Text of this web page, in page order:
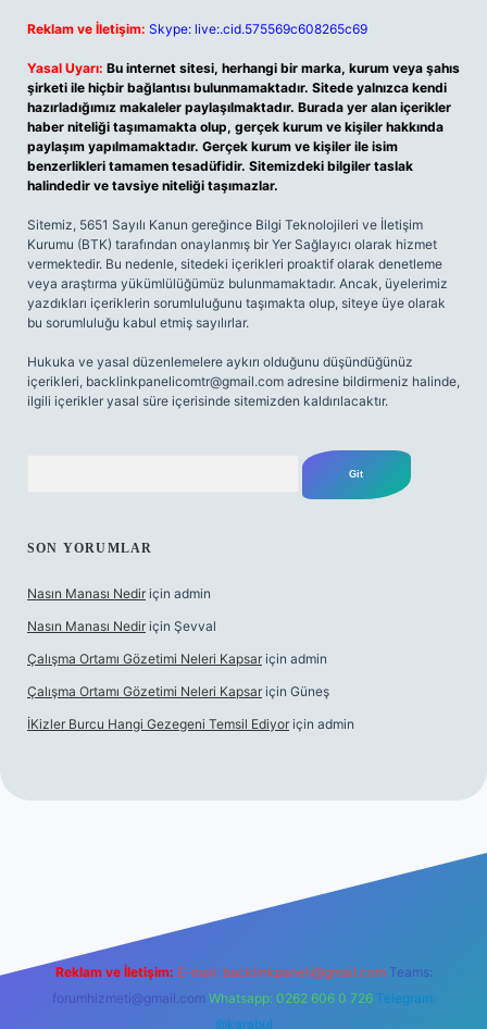
Reklam ve İletişim: Skype: live:.cid.575569c608265c69
Yasal Uyarı: Bu internet sitesi, herhangi bir marka, kurum veya şahıs
şirketi ile hiçbir bağlantısı bulunmamaktadır. Sitede yalnızca kendi
hazırladığımız makaleler paylaşılmaktadır. Burada yer alan içerikler
haber niteliği taşımamakta olup, gerçek kurum ve kişiler hakkında
paylaşım yapılmamaktadır. Gerçek kurum ve kişiler ile isim
benzerlikleri tamamen tesadüfidir. Sitemizdeki bilgiler taslak
halindedir ve tavsiye niteliği taşımazlar.
Sitemiz, 5651 Sayılı Kanun gereğince Bilgi Teknolojileri ve İletişim
Kurumu (BTK) tarafından onaylanmış bir Yer Sağlayıcı olarak hizmet
vermektedir. Bu nedenle, sitedeki içerikleri proaktif olarak denetleme
veya araştırma yükümlülüğümüz bulunmamaktadır. Ancak, üyelerimiz
yazdıkları içeriklerin sorumluluğunu taşımakta olup, siteye üye olarak
bu sorumluluğu kabul etmiş sayılırlar.
Hukuka ve yasal düzenlemelere aykırı olduğunu düşündüğünüz
içerikleri, backlinkpanelicomtr@gmail.com adresine bildirmeniz halinde,
ilgili içerikler yasal süre içerisinde sitemizden kaldırılacaktır.
SON YORUMLAR
Nasın Manası Nedir için admin
Nasın Manası Nedir için Şevval
Çalışma Ortamı Gözetimi Neleri Kapsar için admin
Çalışma Ortamı Gözetimi Neleri Kapsar için Güneş
İKizler Burcu Hangi Gezegeni Temsil Ediyor için admin
Reklam ve İletişim: E-mail: backlinkpaneli@gmail.com Teams:
forumhizmeti@gmail.com Whatsapp: 0262 606 0 726 Telegram:
@karabul